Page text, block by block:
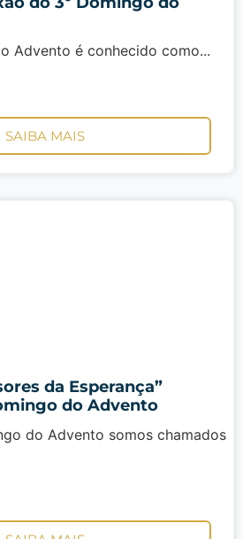
Advento é conhecido como...
SAIBA MAIS
da Esperança”
do Advento
do Advento somos chamados